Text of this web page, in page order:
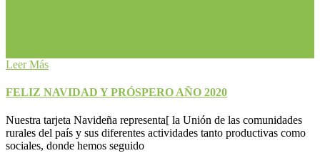
Leer Más
FELIZ NAVIDAD Y PRÓSPERO AÑO 2020
Nuestra tarjeta Navideña representa[ la Unión de las comunidades
rurales del país y sus diferentes actividades tanto productivas como
sociales, donde hemos seguido